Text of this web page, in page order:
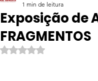
Exposição de
FRAGMENTOS
1 min de leitura
Avaliado com NaN de 5